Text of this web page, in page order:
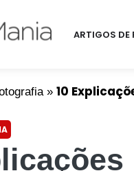
ARTIGOS DE
» 10